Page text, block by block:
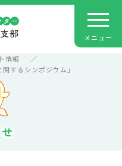
情報
するシンポジウム」